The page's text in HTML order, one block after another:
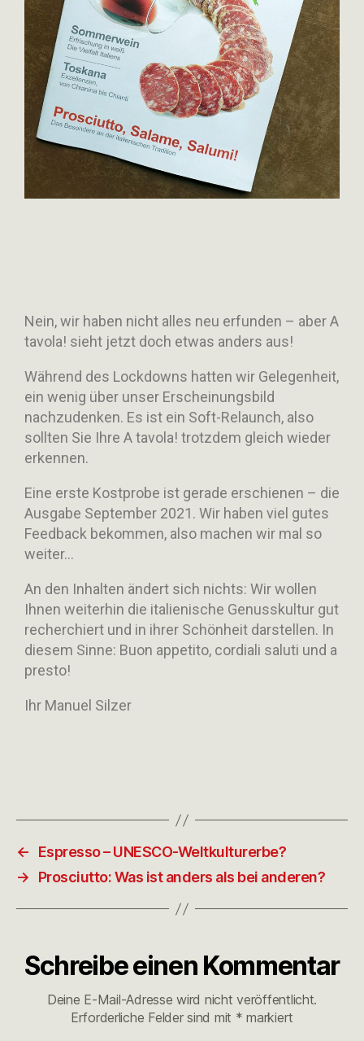
Nein, wir haben nicht alles neu erfunden – aber A
tavola! sieht jetzt doch etwas anders aus!
Während des Lockdowns hatten wir Gelegenheit,
ein wenig über unser Erscheinungsbild
nachzudenken. Es ist ein Soft-Relaunch, also
sollten Sie Ihre A tavola! trotzdem gleich wieder
erkennen.
Eine erste Kostprobe ist gerade erschienen – die
Ausgabe September 2021. Wir haben viel gutes
Feedback bekommen, also machen wir mal so
weiter…
An den Inhalten ändert sich nichts: Wir wollen
Ihnen weiterhin die italienische Genusskultur gut
recherchiert und in ihrer Schönheit darstellen. In
diesem Sinne: Buon appetito, cordiali saluti und a
presto!
Ihr Manuel Silzer
←
Espresso – UNESCO-Weltkulturerbe?
→
Prosciutto: Was ist anders als bei anderen?
Schreibe einen Kommentar
Deine E-Mail-Adresse wird nicht veröffentlicht.
Erforderliche Felder sind mit * markiert